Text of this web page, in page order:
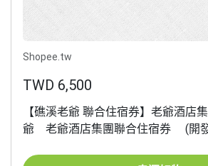
Shopee.tw
TWD 6,500
【礁溪老爺 聯合住宿券】老爺酒店
爺 老爺酒店集團聯合住宿券 (開發